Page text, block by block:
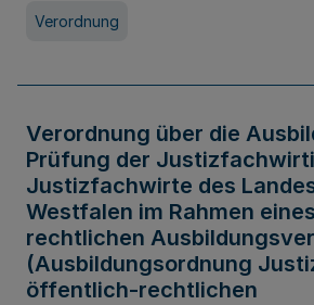
Verordnung
Verordnung über die
Prüfung der
Justizfachwirte des
Westfalen im Rahmen
rechtlichen
(Ausbildungsordnung
öffentlich-rechtlichen